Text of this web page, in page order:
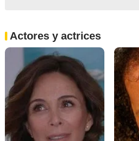
Actores y actrices